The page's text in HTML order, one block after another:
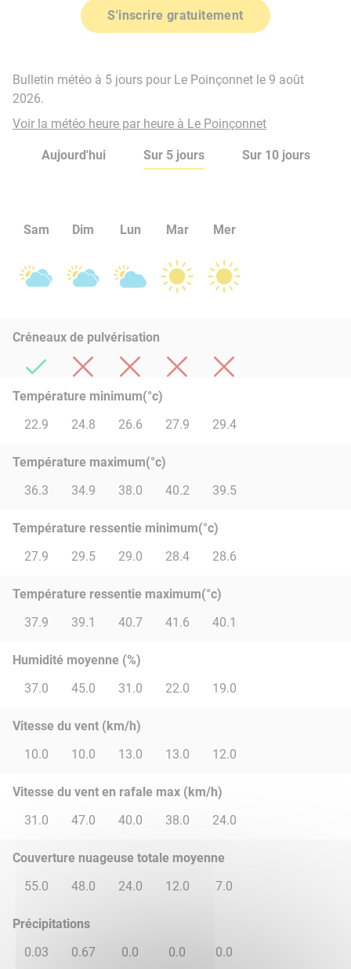
S'inscrire gratuitement
Bulletin météo à 5 jours pour Le Poinçonnet le 9 août
2026.
Voir la météo heure par heure à Le Poinçonnet
Aujourd'hui Sur 5 jours Sur 10 jours
Sam Dim Lun Mar Mer
Créneaux de pulvérisation
Température minimum(°c)
22.9
24.8 26.6 27.9 29.4
Température maximum(°c)
36.3
34.9 38.0 40.2 39.5
Température ressentie minimum(°c)
27.9
29.5 29.0 28.4 28.6
Température ressentie maximum(°c)
37.9
39.1 40.7 41.6 40.1
Humidité moyenne (%)
37.0
45.0 31.0 22.0 19.0
Vitesse du vent (km/h)
10.0
10.0 13.0 13.0 12.0
Vitesse du vent en rafale max (km/h)
31.0
47.0 40.0 38.0 24.0
Couverture nuageuse totale moyenne
55.0
48.0 24.0 12.0 7.0
Précipitations
0.03
0.67 0.0 0.0 0.0